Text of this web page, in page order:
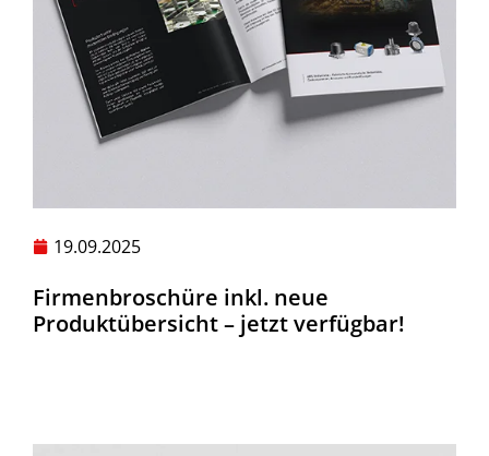
19.09.2025
Firmenbroschüre inkl. neue
Produktübersicht – jetzt verfügbar!